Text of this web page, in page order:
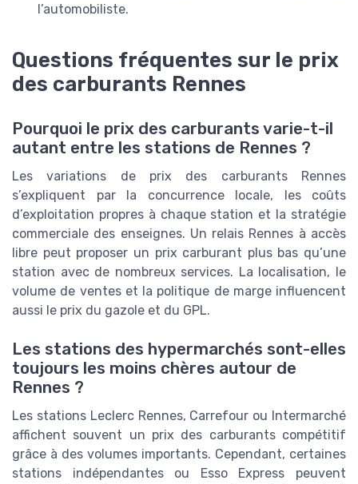
l’automobiliste.
Questions fréquentes sur le prix
des carburants Rennes
Pourquoi le prix des carburants varie-t-il
autant entre les stations de Rennes ?
Les variations de prix des carburants Rennes
s’expliquent par la concurrence locale, les coûts
d’exploitation propres à chaque station et la stratégie
commerciale des enseignes. Un relais Rennes à accès
libre peut proposer un prix carburant plus bas qu’une
station avec de nombreux services. La localisation, le
volume de ventes et la politique de marge influencent
aussi le prix du gazole et du GPL.
Les stations des hypermarchés sont-elles
toujours les moins chères autour de
Rennes ?
Les stations Leclerc Rennes, Carrefour ou Intermarché
affichent souvent un prix des carburants compétitif
grâce à des volumes importants. Cependant, certaines
stations indépendantes ou Esso Express peuvent